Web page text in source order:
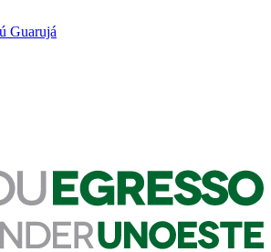
Guarujá